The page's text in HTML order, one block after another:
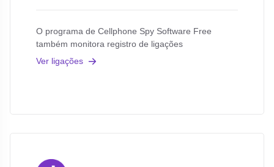
O programa de Cellphone Spy Software Free
também monitora registro de ligações
Ver ligações